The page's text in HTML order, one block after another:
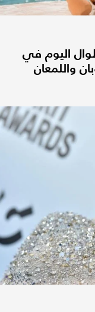
اليوم في
واللمعان